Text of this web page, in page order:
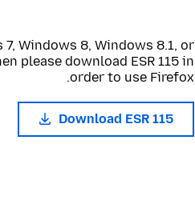
Windows 8, Windows 8.1, or
please download ESR 115 in
order to use Firefox.
Download ESR 115